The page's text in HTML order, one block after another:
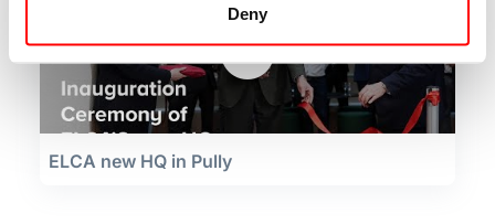
Deny
ELCA new HQ in Pully